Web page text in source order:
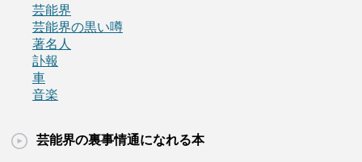
芸能界
芸能界の黒い噂
著名人
訃報
車
音楽
芸能界の裏事情通になれる本